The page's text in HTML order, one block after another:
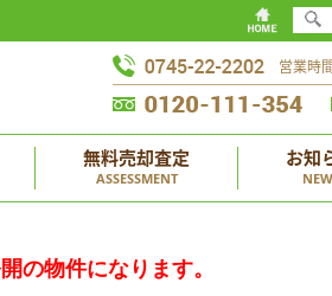
営業時
無料売却査定
ASSESSMENT
お知
の物件になります。